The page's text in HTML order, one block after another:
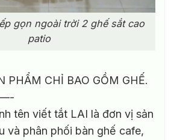
gọn ngoài trời 2 ghế sắt cao
patio
PHẨM CHỈ BAO GỒM GHẾ.
tên viết tắt LAI là đơn vị sản
và phân phối bàn ghế cafe,